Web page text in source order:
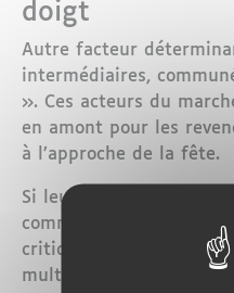
doigt
Autre facteur
intermédiaires,
». Ces acteurs du
en amont pour les
à l’approche de la fête.
Si leur activité s’inscrit
commerciale classique,
critiquée pour son
multipliant les marges